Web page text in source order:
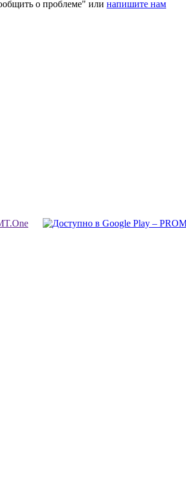
о проблеме" или напишите нам